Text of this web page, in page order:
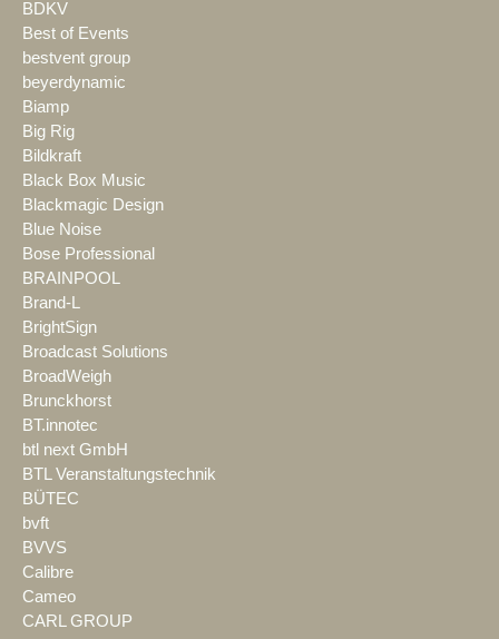
BDKV
Best of Events
bestvent group
beyerdynamic
Biamp
Big Rig
Bildkraft
Black Box Music
Blackmagic Design
Blue Noise
Bose Professional
BRAINPOOL
Brand-L
BrightSign
Broadcast Solutions
BroadWeigh
Brunckhorst
BT.innotec
btl next GmbH
BTL Veranstaltungstechnik
BÜTEC
bvft
BVVS
Calibre
Cameo
CARL GROUP